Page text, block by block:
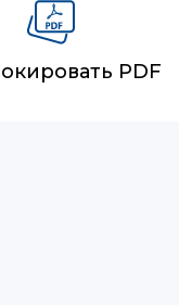
PDF